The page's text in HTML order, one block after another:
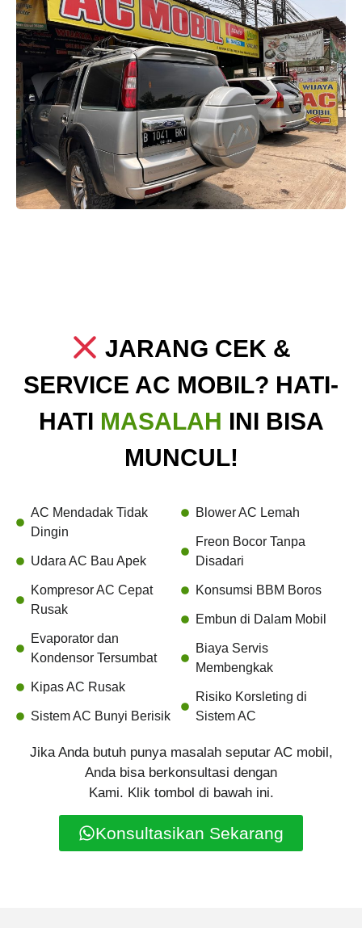
JARANG CEK &
SERVICE AC MOBIL? HATI-
HATI MASALAH INI BISA
MUNCUL!
AC Mendadak Tidak
Dingin
Udara AC Bau Apek
Kompresor AC Cepat
Rusak
Evaporator dan
Kondensor Tersumbat
Kipas AC Rusak
Sistem AC Bunyi Berisik
Blower AC Lemah
Freon Bocor Tanpa
Disadari
Konsumsi BBM Boros
Embun di Dalam Mobil
Biaya Servis
Membengkak
Risiko Korsleting di
Sistem AC
Jika Anda butuh punya masalah seputar AC mobil,
Anda bisa berkonsultasi dengan
Kami. Klik tombol di bawah ini.
Konsultasikan Sekarang